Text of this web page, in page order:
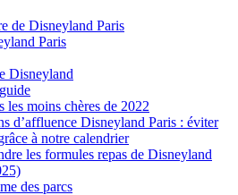
de Disneyland Paris
Paris
Disneyland
les moins chères de 2022
d’affluence Disneyland Paris : éviter
à notre calendrier
les formules repas de Disneyland
des parcs